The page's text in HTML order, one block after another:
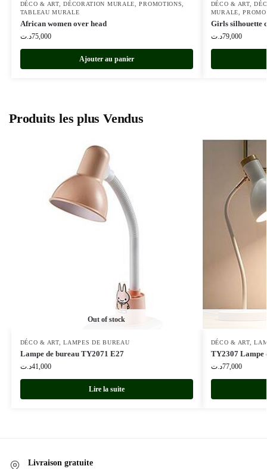
DÉCO & ART,DÉCORATION MURALE,PROMOTIONS,
TABLEAU MURALE
African women over head
75,000د.ت
Ajouter au panier
DÉCO & ART,
MURALE,
Girls silhouette
79,000د.ت
Produits les plus Vendus
Out of stock
DÉCO & ART,LAMPES DE BUREAU
Lampe de bureau TY2071 E27
41,000د.ت
Lire la suite
DÉCO & ART,
TY2307 Lampe
77,000د.ت
Livraison gratuite